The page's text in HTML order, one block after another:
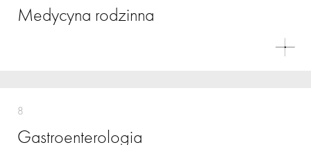
Medycyna rodzinna
8
Gastroenterologia